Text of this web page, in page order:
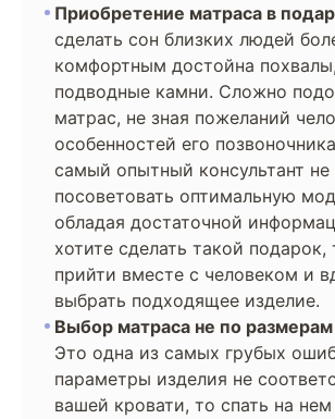
Приобретение матраса в
сделать сон близких людей
комфортным достойна
подводные камни. Сложно
матрас, не зная пожеланий
особенностей его
самый опытный консультант
посоветовать оптимальную
обладая достаточной
хотите сделать такой
прийти вместе с человеком и
выбрать подходящее изделие.
Выбор матраса не по размерам
Это одна из самых грубых
параметры изделия не
вашей кровати, то спать на